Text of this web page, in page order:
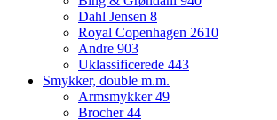
Dahl Jensen 8
Royal Copenhagen 2610
Andre 903
Uklassificerede 443
Smykker, double m.m.
Armsmykker49
Brocher44